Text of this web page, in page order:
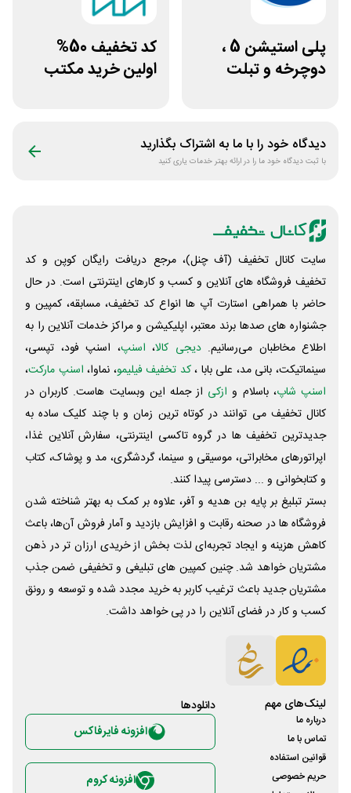
پلی استیشن 5 ،
دوچرخه و تبلت
کد تخفیف 50%
اولین خرید مکتب
دیدگاه خود را با ما به اشتراک بگذارید
با ثبت دیدگاه خود ما را در ارائه بهتر خدمات یاری کنید
سایت کانال تخفیف (آف چنل)، مرجع دریافت رایگان کوپن و کد
تخفیف فروشگاه های آنلاین و کسب و‌ کارهای اینترنتی است. در حال
حاضر با همراهی استارت آپ ها انواع کد تخفیف، مسابقه، کمپین و
جشنواره های صدها برند معتبر، اپلیکیشن و مراکز خدمات آنلاین را به
اطلاع مخاطبان می‌رسانیم. دیجی کالا، اسنپ، اسنپ فود، تپسی،
سینماتیکت، بانی مد، علی‌ بابا ،کد تخفیف فیلیمو، نماوا، اسنپ مارکت،
اسنپ شاپ، باسلام و ازکی از جمله این وبسایت ‌هاست. کاربران در
کانال تخفیف می توانند در کوتاه ترین زمان و با چند کلیک ساده به
جدیدترین تخفیف ها در گروه تاکسی اینترنتی، سفارش آنلاین غذا،
اپراتورهای مخابراتی، موسیقی و سینما، گردشگری، مد و پوشاک، کتاب
و کتابخوانی و ... دسترسی پیدا کنند.
بستر تبلیغ بر پایه بن هدیه و آفر، علاوه بر کمک به بهتر شناخته شدن
فروشگاه ها در صحنه رقابت و افزایش بازدید و آمار فروش آن‌ها، باعث
کاهش هزینه و ایجاد تجربه‌ای لذت بخش از خریدی ارزان تر در ذهن
مشتریان خواهد شد. چنین کمپین های تبلیغی و تخفیفی ضمن جذب
مشتریان جدید باعث ترغیب کاربر به خرید مجدد شده و توسعه و رونق
کسب و کار در فضای آنلاین را در پی خواهد داشت.
لینک‌های مهم
درباره ما
تماس با ما
قوانین استفاده
حریم خصوصی
دانلود‌ها
افزونه فایرفاکس
افزونه کروم